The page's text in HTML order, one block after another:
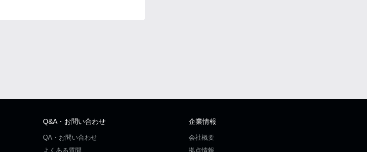
Q&A・お問い合わせ
QA・お問い合わせ
よくある質問
企業情報
会社概要
拠点情報